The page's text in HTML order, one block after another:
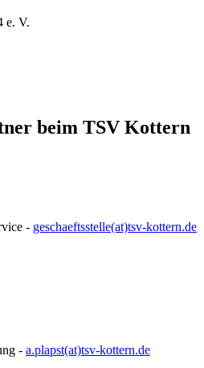
e. V.
beim TSV Kottern
- geschaeftsstelle(at)tsv-kottern.de
- a.plapst(at)tsv-kottern.de